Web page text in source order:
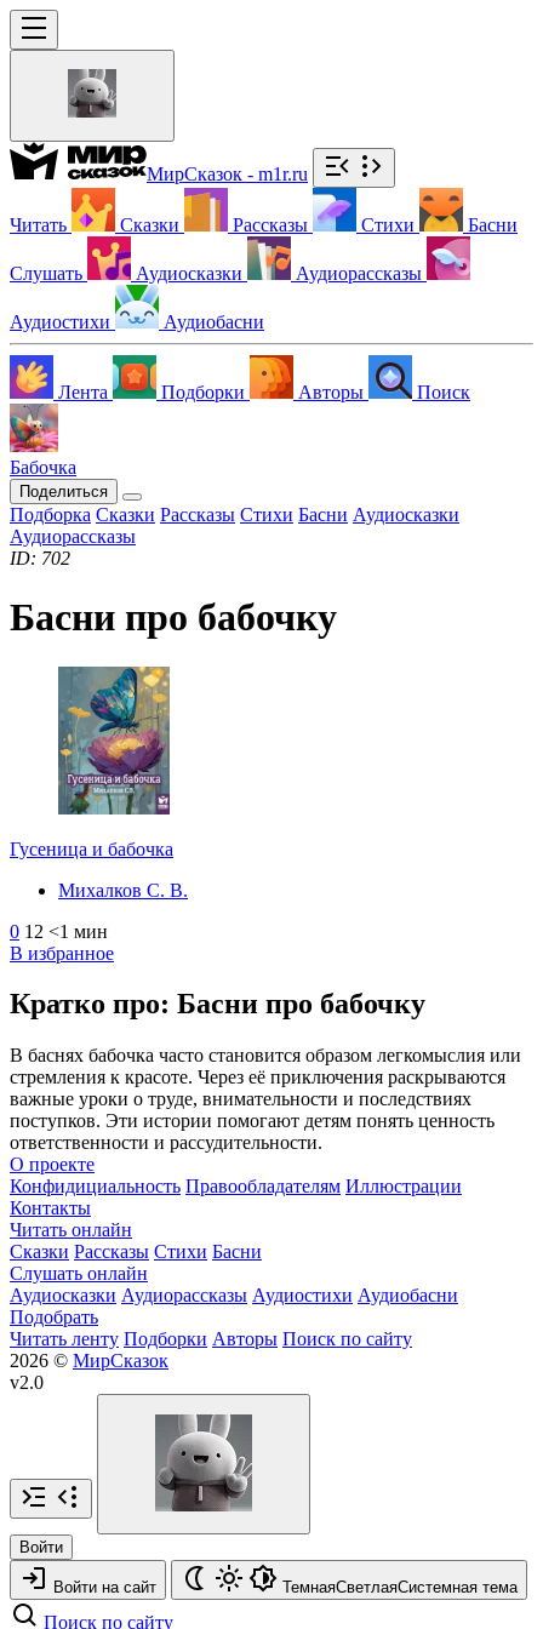
МирСказок - m1r.ru
Читать Сказки Рассказы Стихи Басни
Слушать Аудиосказки Аудиорассказы
Аудиостихи Аудиобасни
Лента Подборки Авторы Поиск
Бабочка
Поделиться
Подборка Сказки Рассказы Стихи Басни Аудиосказки
Аудиорассказы
ID: 702
Басни про бабочку
Гусеница и бабочка
Михалков С. В.
0 12 <1 мин
В избранное
Кратко про: Басни про бабочку
В баснях бабочка часто становится образом легкомыслия или
стремления к красоте. Через её приключения раскрываются
важные уроки о труде, внимательности и последствиях
поступков. Эти истории помогают детям понять ценность
ответственности и рассудительности.
О проекте
Конфидициальность Правообладателям Иллюстрации
Контакты
Читать онлайн
Сказки Рассказы Стихи Басни
Слушать онлайн
Аудиосказки Аудиорассказы Аудиостихи Аудиобасни
Подобрать
Читать ленту Подборки Авторы Поиск по сайту
2026 © МирСказок
v2.0
Войти
Войти на сайт ТемнаяСветлаяСистемная тема
Поиск по сайту